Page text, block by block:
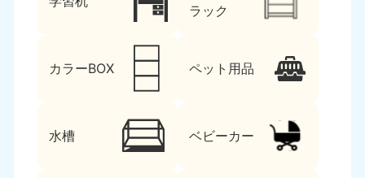
ラック
カラーBOX ペット用品
水槽 ベビーカー